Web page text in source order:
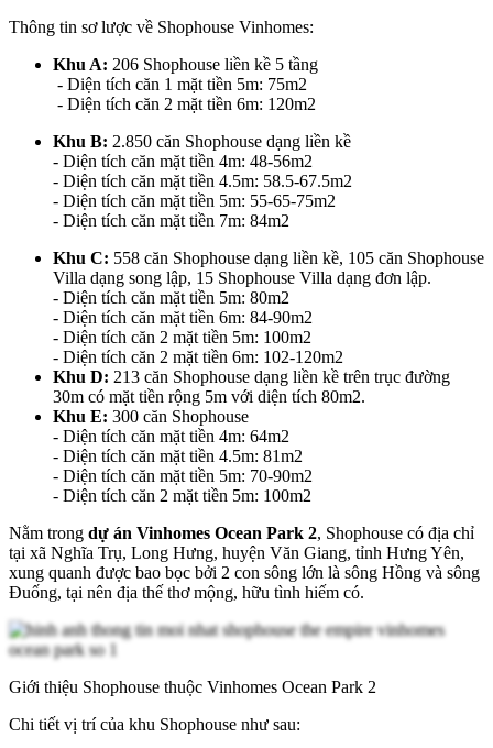
Thông tin sơ lược về Shophouse Vinhomes:
Khu A: 206 Shophouse liền kề 5 tầng
- Diện tích căn 1 mặt tiền 5m: 75m2
- Diện tích căn 2 mặt tiền 6m: 120m2
Khu B: 2.850 căn Shophouse dạng liền kề
- Diện tích căn mặt tiền 4m: 48-56m2
- Diện tích căn mặt tiền 4.5m: 58.5-67.5m2
- Diện tích căn mặt tiền 5m: 55-65-75m2
- Diện tích căn mặt tiền 7m: 84m2
Khu C: 558 căn Shophouse dạng liền kề, 105 căn Shophouse
Villa dạng song lập, 15 Shophouse Villa dạng đơn lập.
- Diện tích căn mặt tiền 5m: 80m2
- Diện tích căn mặt tiền 6m: 84-90m2
- Diện tích căn 2 mặt tiền 5m: 100m2
- Diện tích căn 2 mặt tiền 6m: 102-120m2
Khu D: 213 căn Shophouse dạng liền kề trên trục đường
30m có mặt tiền rộng 5m với diện tích 80m2.
Khu E: 300 căn Shophouse
- Diện tích căn mặt tiền 4m: 64m2
- Diện tích căn mặt tiền 4.5m: 81m2
- Diện tích căn mặt tiền 5m: 70-90m2
- Diện tích căn 2 mặt tiền 5m: 100m2
Nằm trong dự án Vinhomes Ocean Park 2, Shophouse có địa chỉ
tại xã Nghĩa Trụ, Long Hưng, huyện Văn Giang, tỉnh Hưng Yên,
xung quanh được bao bọc bởi 2 con sông lớn là sông Hồng và sông
Đuống, tại nên địa thế thơ mộng, hữu tình hiếm có.
Giới thiệu Shophouse thuộc Vinhomes Ocean Park 2
Chi tiết vị trí của khu Shophouse như sau: